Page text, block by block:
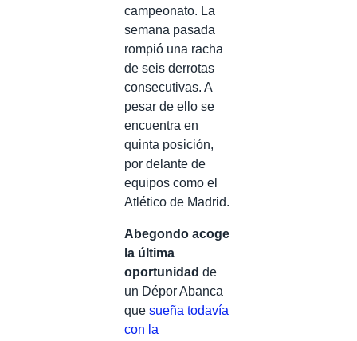
campeonato. La
semana pasada
rompió una racha
de seis derrotas
consecutivas. A
pesar de ello se
encuentra en
quinta posición,
por delante de
equipos como el
Atlético de Madrid.
Abegondo acoge
la última
oportunidad de
un Dépor Abanca
que sueña todavía
con la